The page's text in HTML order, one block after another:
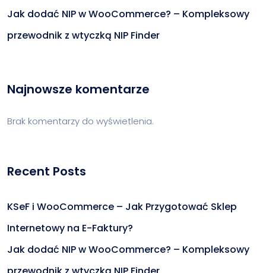
Jak dodać NIP w WooCommerce? – Kompleksowy
przewodnik z wtyczką NIP Finder
Najnowsze komentarze
Brak komentarzy do wyświetlenia.
Recent Posts
KSeF i WooCommerce – Jak Przygotować Sklep
Internetowy na E-Faktury?
Jak dodać NIP w WooCommerce? – Kompleksowy